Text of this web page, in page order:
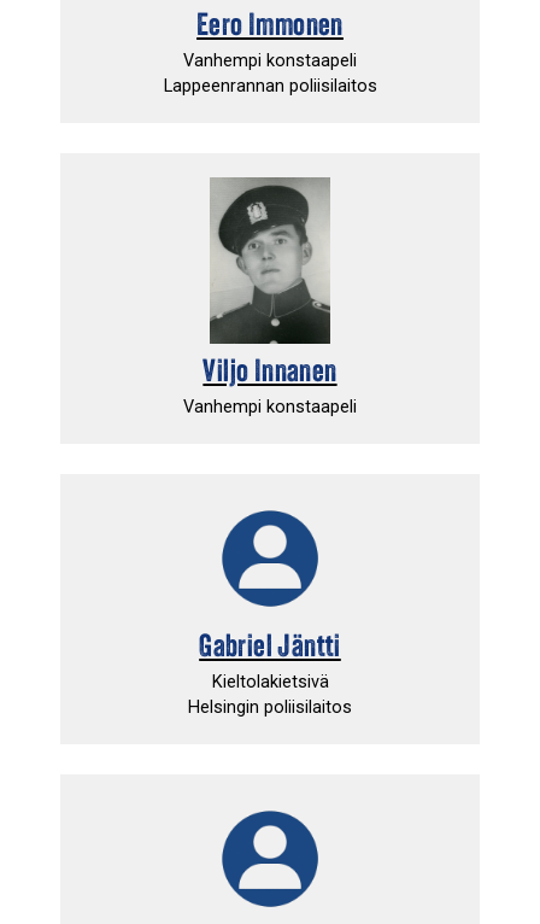
Eero Immonen
Vanhempi konstaapeli
Lappeenrannan poliisilaitos
Viljo Innanen
Vanhempi konstaapeli
Gabriel Jäntti
Kieltolakietsivä
Helsingin poliisilaitos